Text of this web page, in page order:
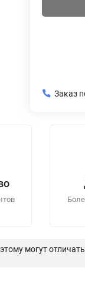
Заказ
могут